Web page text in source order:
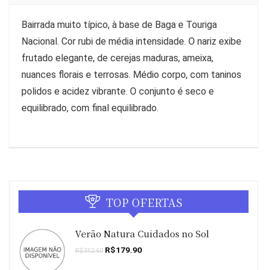
Bairrada muito típico, à base de Baga e Touriga
Nacional. Cor rubi de média intensidade. O nariz exibe
frutado elegante, de cerejas maduras, ameixa,
nuances florais e terrosas. Médio corpo, com taninos
polidos e acidez vibrante. O conjunto é seco e
equilibrado, com final equilibrado.
TOP OFERTAS
Verão Natura Cuidados no Sol
R$312.60 O
R$179.90O